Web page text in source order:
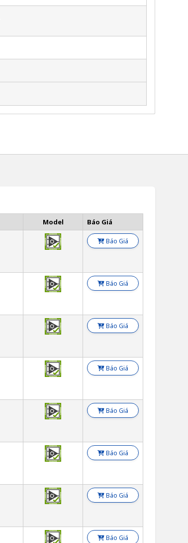
Model Báo Giá
Báo Giá
Báo Giá
Báo Giá
Báo Giá
Báo Giá
Báo Giá
Báo Giá
Báo Giá